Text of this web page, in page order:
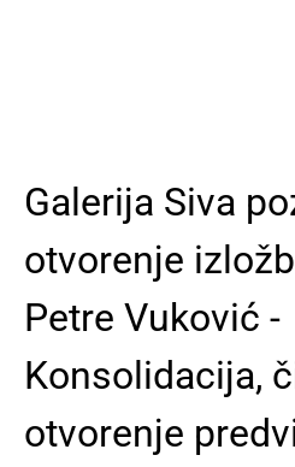
Galerija Siva
otvorenje
Petre Vuković -
Konsolidacija,
otvorenje